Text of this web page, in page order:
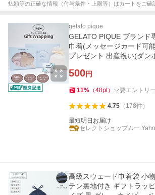
払額等の正確な情報（付与条件・上限等）はカートをご確
gelato pique
GELATO PIQUE ブランド
巾着(メッセージカード可
プレゼント 出産祝い(ダン
500円
11% （48pt） 要エントリー
4.75（ 178件）
最短明日お届け
セレクトショップムー
高級スウェード巾着袋 小
テン裏地付き ギフトラッ